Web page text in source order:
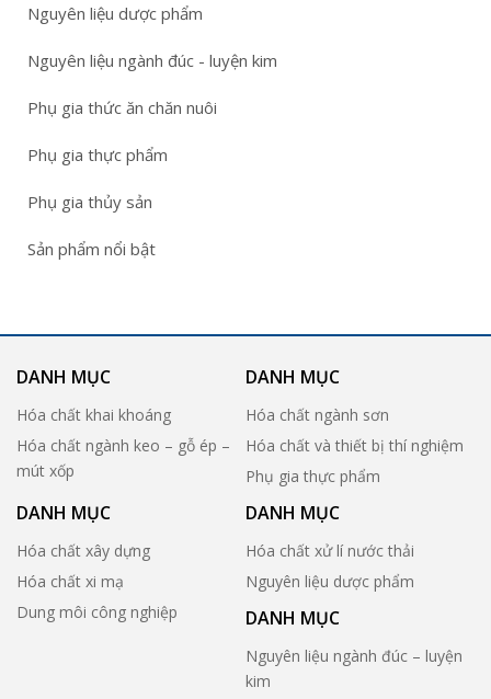
Nguyên liệu dược phẩm
Nguyên liệu ngành đúc - luyện kim
Phụ gia thức ăn chăn nuôi
Phụ gia thực phẩm
Phụ gia thủy sản
Sản phẩm nổi bật
DANH MỤC
Hóa chất khai khoáng
Hóa chất ngành keo – gỗ ép –
mút xốp
DANH MỤC
Hóa chất ngành sơn
Hóa chất và thiết bị thí nghiệm
Phụ gia thực phẩm
DANH MỤC
Hóa chất xây dựng
Hóa chất xi mạ
Dung môi công nghiệp
DANH MỤC
Hóa chất xử lí nước thải
Nguyên liệu dược phẩm
DANH MỤC
Nguyên liệu ngành đúc – luyện
kim